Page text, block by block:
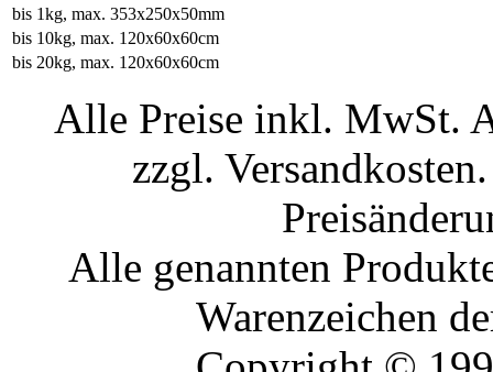
bis 1kg, max. 353x250x50mm
bis 10kg, max. 120x60x60cm
bis 20kg, max. 120x60x60cm
Alle Preise inkl. MwSt.
zzgl.
Alle genannten
Warenzeichen